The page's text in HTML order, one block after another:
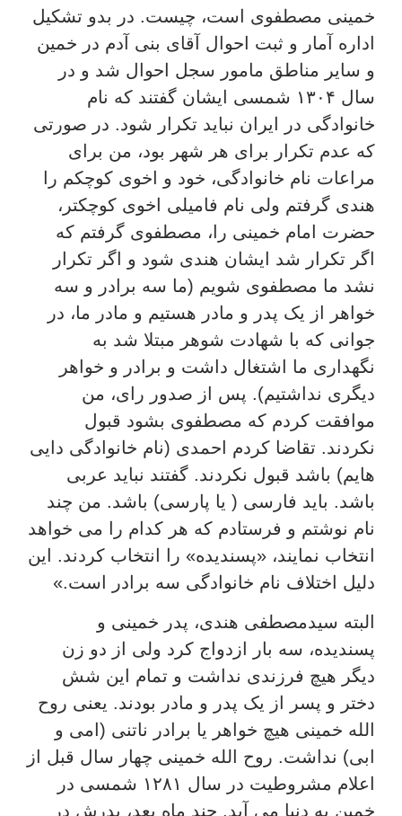
خمینی مصطفوی است، چیست. در بدو تشکیل
اداره آمار و ثبت احوال آقای بنی آدم در خمین
و سایر مناطق مامور سجل احوال شد و در
سال ۱۳۰۴ شمسی ایشان گفتند که نام
خانوادگی در ایران نباید تکرار شود. در صورتی
که عدم تکرار برای هر شهر بود، من برای
مراعات نام خانوادگی، خود و اخوی کوچکم را
هندی گرفتم ولی نام فامیلی اخوی کوچکتر،
حضرت امام خمینی را، مصطفوی گرفتم که
اگر تکرار شد ایشان هندی شود و اگر تکرار
نشد ما مصطفوی شویم (ما سه برادر و سه
خواهر از یک پدر و مادر هستیم و مادر ما، در
جوانی که با شهادت شوهر مبتلا شد به
نگهداری ما اشتغال داشت و برادر و خواهر
دیگری نداشتیم). پس از صدور رای، من
موافقت کردم که مصطفوی بشود قبول
نکردند. تقاضا کردم احمدی (نام خانوادگی دایی
هایم) باشد قبول نکردند. گفتند نباید عربی
باشد. باید فارسی ( یا پارسی) باشد. من چند
نام نوشتم و فرستادم که هر کدام را می خواهد
انتخاب نمایند، «پسندیده» را انتخاب کردند. این
دلیل اختلاف نام خانوادگی سه برادر است.»
البته سیدمصطفی هندی، پدر خمینی و
پسندیده، سه بار ازدواج کرد ولی از دو زن
دیگر هیچ فرزندی نداشت و تمام این شش
دختر و پسر از یک پدر و مادر بودند. یعنی روح
الله خمینی هیچ خواهر یا برادر ناتنی (امی و
ابی) نداشت. روح الله خمینی چهار سال قبل از
اعلام مشروطیت در سال ۱۲۸۱ شمسی در
خمین به دنیا می آید. چند ماه بعد، پدرش در